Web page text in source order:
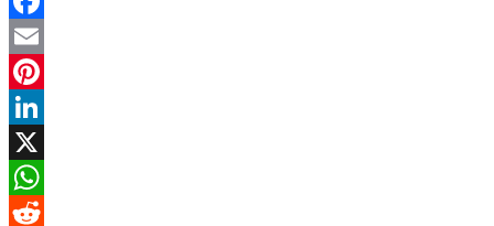
Facebook
Email
Pinterest
LinkedIn
X
WhatsApp